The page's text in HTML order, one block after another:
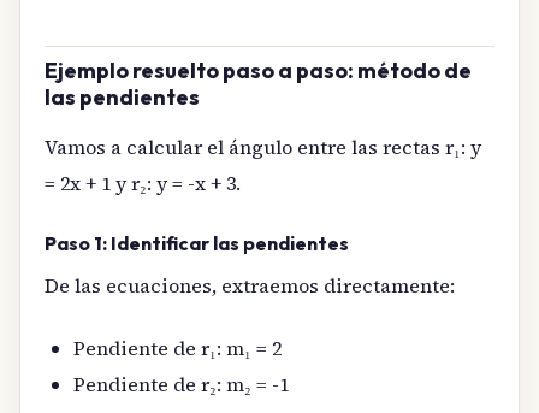
Ejemplo resuelto paso a paso: método de
las pendientes
Vamos a calcular el ángulo entre las rectas r₁: y
= 2x + 1 y r₂: y = -x + 3.
Paso 1: Identificar las pendientes
De las ecuaciones, extraemos directamente:
Pendiente de r₁: m₁ = 2
Pendiente de r₂: m₂ = -1